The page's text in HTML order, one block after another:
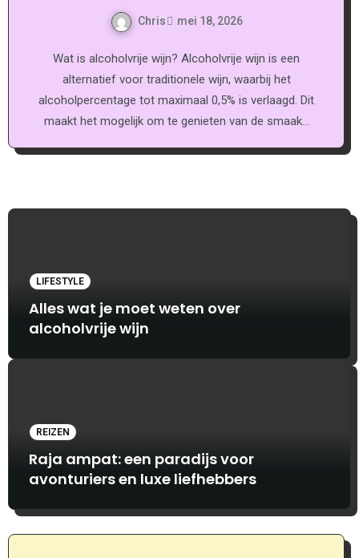
Chris mei 18, 2026
Wat is alcoholvrije wijn? Alcoholvrije wijn is een
alternatief voor traditionele wijn, waarbij het
alcoholpercentage tot maximaal 0,5% is verlaagd. Dit
maakt het mogelijk om te genieten van de smaak…
LIFESTYLE
Alles wat je moet weten over
alcoholvrije wijn
REIZEN
Raja ampat: een paradijs voor
avonturiers en luxe liefhebbers